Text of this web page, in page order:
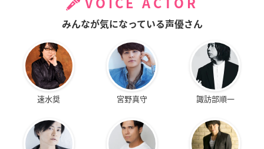
VOICE ACTOR
みんなが気になっている声優さん
速水奨 宮野真守 諏訪部順一